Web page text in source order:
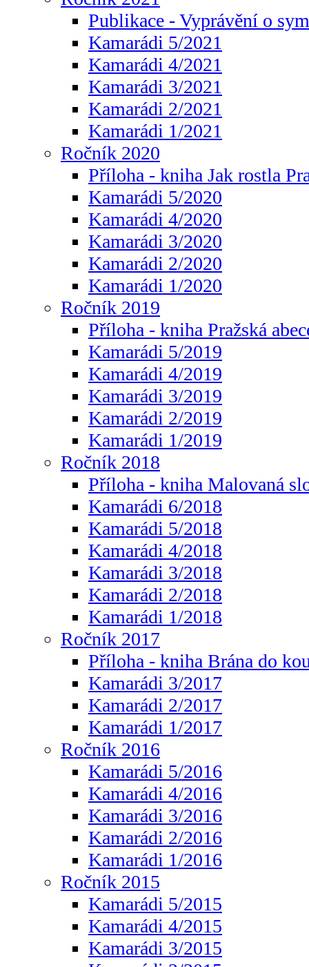
Publikace - Vyprávění o
Kamarádi 5/2021
Kamarádi 4/2021
Kamarádi 3/2021
Kamarádi 2/2021
Kamarádi 1/2021
Ročník 2020
Příloha - kniha Jak rostla
Kamarádi 5/2020
Kamarádi 4/2020
Kamarádi 3/2020
Kamarádi 2/2020
Kamarádi 1/2020
Ročník 2019
Příloha - kniha Pražská
Kamarádi 5/2019
Kamarádi 4/2019
Kamarádi 3/2019
Kamarádi 2/2019
Kamarádi 1/2019
Ročník 2018
Příloha - kniha Malovaná
Kamarádi 6/2018
Kamarádi 5/2018
Kamarádi 4/2018
Kamarádi 3/2018
Kamarádi 2/2018
Kamarádi 1/2018
Ročník 2017
Příloha - kniha Brána do
Kamarádi 3/2017
Kamarádi 2/2017
Kamarádi 1/2017
Ročník 2016
Kamarádi 5/2016
Kamarádi 4/2016
Kamarádi 3/2016
Kamarádi 2/2016
Kamarádi 1/2016
Ročník 2015
Kamarádi 5/2015
Kamarádi 4/2015
Kamarádi 3/2015